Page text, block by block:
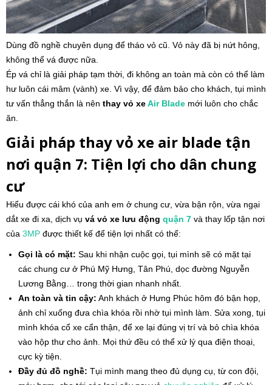
Dùng đồ nghề chuyên dụng để tháo vỏ cũ. Vỏ này đã bị nứt hông,
không thể vá được nữa.
Ép vá chỉ là giải pháp tạm thời, đi không an toàn mà còn có thể làm
hư luôn cái mâm (vành) xe. Vì vậy, để đảm bảo cho khách, tụi mình
tư vấn thẳng thắn là nên thay vỏ xeAir Blade mới luôn cho chắc
ăn.
Giải pháp thay vỏ xe air blade tận
nơi quận 7: Tiện lợi cho dân chung
cư
Hiểu được cái khó của anh em ở chung cư, vừa bận rộn, vừa ngại
dắt xe đi xa, dịch vụ vá vỏ xe lưu động quận 7 và thay lốp tận nơi
của 3MP được thiết kế để tiện lợi nhất có thể:
Gọi là có mặt: Sau khi nhận cuộc gọi, tụi mình sẽ có mặt tại
các chung cư ở Phú Mỹ Hưng, Tân Phú, dọc đường Nguyễn
Lương Bằng… trong thời gian nhanh nhất.
An toàn và tin cậy: Anh khách ở Hưng Phúc hôm đó bận họp,
ảnh chỉ xuống đưa chìa khóa rồi nhờ tụi mình làm. Sửa xong, tụi
mình khóa cổ xe cẩn thận, để xe lại đúng vị trí và bỏ chìa khóa
vào hộp thư cho ảnh. Mọi thứ đều có thể xử lý qua điện thoại,
cực kỳ tiện.
Đầy đủ đồ nghề: Tụi mình mang theo đủ dụng cụ, từ con đội,